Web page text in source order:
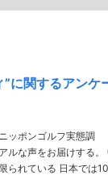
に関するアンケ
ッポンゴルフ実態調
な声をお届けする。 中
日本では10